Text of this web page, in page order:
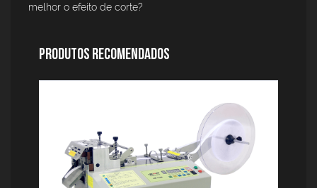
melhor o efeito de corte?
Produtos Recomendados